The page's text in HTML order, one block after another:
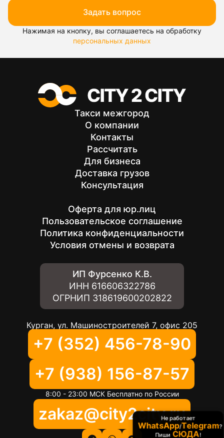
Задать вопрос
Нажимая на кнопку, вы соглашаетесь на обработку
персональных данных
Такси межгород
О компании
Контакты
Рассчитать
Для бизнеса
Доставка грузов
Консультация
Оферта для юр.лиц
Пользовательское соглашение
Политика конфиденциальности
Условия отмены и возврата
ИП Фурсенко К.В.
ИНН 616606322786
ОГРНИП 318619600202822
Курган, ул. Машиностроителей 7, офис 205
+7 (352) 456-78-90
+7 (938) 156-87-57
8:00 - 23:00 МСК Бесплатно по России
zakaz@city2city.ru
Не работает
WhatsApp/Telegram?
Пиши СЮДА!